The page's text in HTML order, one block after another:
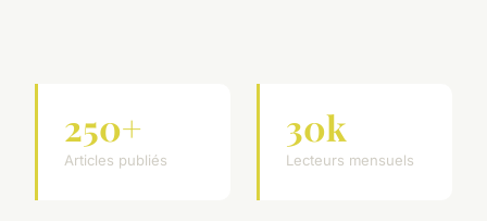
250+
Articles publiés
30k
Lecteurs mensuels